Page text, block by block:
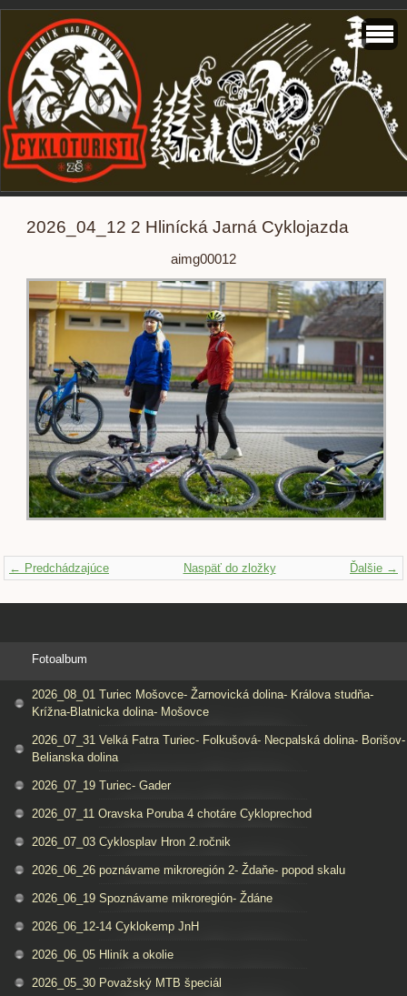
2026_04_12 2 Hlinícká Jarná Cyklojazda
aimg00012
← Predchádzajúce Ďalšie →
Naspäť do zložky
Fotoalbum
2026_08_01 Turiec Mošovce- Žarnovická dolina- Králova studňa-
Krížna-Blatnicka dolina- Mošovce
2026_07_31 Velká Fatra Turiec- Folkušová- Necpalská dolina- Borišov-
Belianska dolina
2026_07_19 Turiec- Gader
2026_07_11 Oravska Poruba 4 chotáre Cykloprechod
2026_07_03 Cyklosplav Hron 2.ročnik
2026_06_26 poznávame mikroregión 2- Ždaňe- popod skalu
2026_06_19 Spoznávame mikroregión- Ždáne
2026_06_12-14 Cyklokemp JnH
2026_06_05 Hliník a okolie
2026_05_30 Považský MTB špeciál